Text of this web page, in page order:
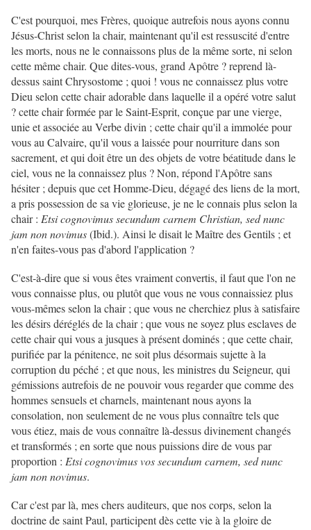
C'est pourquoi, mes Frères, quoique autrefois nous ayons connu
Jésus-Christ selon la chair, maintenant qu'il est ressuscité d'entre
les morts, nous ne le connaissons plus de la même sorte, ni selon
cette même chair. Que dites-vous, grand Apôtre ? reprend là-
dessus saint Chrysostome ; quoi ! vous ne connaissez plus votre
Dieu selon cette chair adorable dans laquelle il a opéré votre salut
? cette chair formée par le Saint-Esprit, conçue par une vierge,
unie et associée au Verbe divin ; cette chair qu'il a immolée pour
vous au Calvaire, qu'il vous a laissée pour nourriture dans son
sacrement, et qui doit être un des objets de votre béatitude dans le
ciel, vous ne la connaissez plus ? Non, répond l'Apôtre sans
hésiter ; depuis que cet Homme-Dieu, dégagé des liens de la mort,
a pris possession de sa vie glorieuse, je ne le connais plus selon la
chair : Etsi cognovimus secundum carnem Christian, sed nunc
jam non novimus(Ibid.). Ainsi le disait le Maître des Gentils ; et
n'en faites-vous pas d'abord l'application ?
C'est-à-dire que si vous êtes vraiment convertis, il faut que l'on ne
vous connaisse plus, ou plutôt que vous ne vous connaissiez plus
vous-mêmes selon la chair ; que vous ne cherchiez plus à satisfaire
les désirs déréglés de la chair ; que vous ne soyez plus esclaves de
cette chair qui vous a jusques à présent dominés ; que cette chair,
purifiée par la pénitence, ne soit plus désormais sujette à la
corruption du péché ; et que nous, les ministres du Seigneur, qui
gémissions autrefois de ne pouvoir vous regarder que comme des
hommes sensuels et charnels, maintenant nous ayons la
consolation, non seulement de ne vous plus connaître tels que
vous étiez, mais de vous connaître là-dessus divinement changés
et transformés ; en sorte que nous puissions dire de vous par
proportion : Etsi cognovimus vos secundum carnem, sed nunc
jam non novimus.
Car c'est par là, mes chers auditeurs, que nos corps, selon la
doctrine de saint Paul, participent dès cette vie à la gloire de